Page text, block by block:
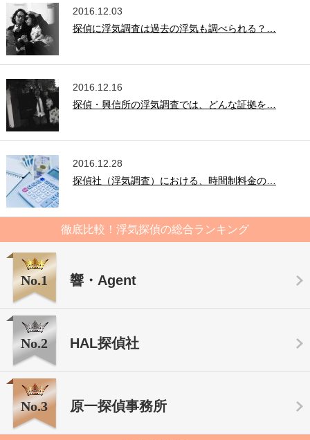
2016.12.03
探偵に浮気調査は過去の浮気も調べられる？…
2016.12.16
探偵・興信所の浮気調査では、どんな証拠を…
2016.12.28
探偵社（浮気調査）における、時間制料金の…
徹底比較！浮気探偵の総合ランキング
No.1 響・Agent
No.2 HAL探偵社
No.3 原一探偵事務所